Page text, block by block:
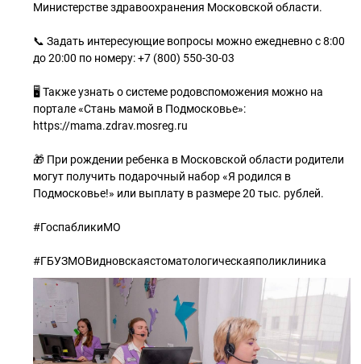
Министерстве здравоохранения Московской области.
📞 Задать интересующие вопросы можно ежедневно с 8:00
до 20:00 по номеру: +7 (800) 550-30-03
🖥 Также узнать о системе родовспоможения можно на
портале «Стань мамой в Подмосковье»:
https://mama.zdrav.mosreg.ru
🎁 При рождении ребенка в Московской области родители
могут получить подарочный набор «Я родился в
Подмосковье!» или выплату в размере 20 тыс. рублей.
#ГоспабликиМО
#ГБУЗМОВидновскаястоматологическаяполиклиника